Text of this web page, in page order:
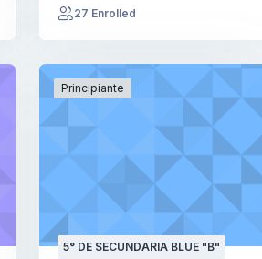
27 Enrolled
Principiante
5° DE SECUNDARIA BLUE "B"